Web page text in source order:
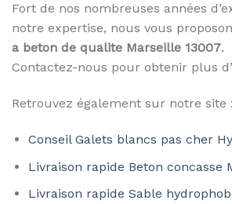
Fort de nos nombreuses années
notre expertise, nous vous
a beton de qualite Marseille 13007.
Contactez-nous pour obtenir plus
Retrouvez également sur notre site :
Conseil Galets blancs pas cher
Livraison rapide Beton concasse
Livraison rapide Sable